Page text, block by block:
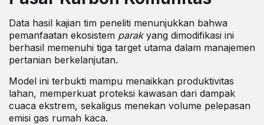
Data hasil kajian tim peneliti menunjukkan bahwa
pemanfaatan ekosistem parakyang dimodifikasi ini
berhasil memenuhi tiga target utama dalam manajemen
pertanian berkelanjutan.
Model ini terbukti mampu menaikkan produktivitas
lahan, memperkuat proteksi kawasan dari dampak
cuaca ekstrem, sekaligus menekan volume pelepasan
emisi gas rumah kaca.